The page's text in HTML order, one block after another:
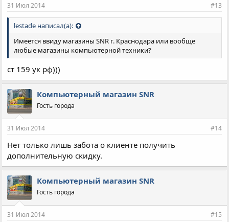
31 Июл 2014 #13
lestade написал(а):
Имеется ввиду магазины SNR г. Краснодара или вообще
любые магазины компьютерной техники?
ст 159 ук рф)))
Компьютерный магазин SNR
Гость города
31 Июл 2014 #14
Нет только лишь забота о клиенте получить
дополнительную скидку.
Компьютерный магазин SNR
Гость города
31 Июл 2014 #15